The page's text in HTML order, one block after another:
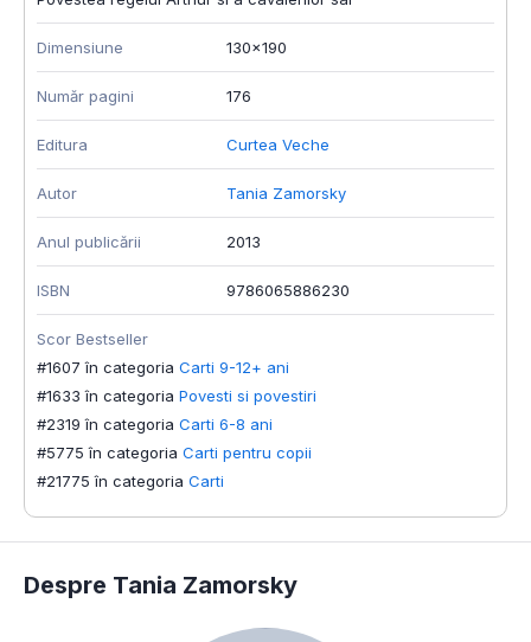
Dimensiune 130x190
Număr pagini 176
Editura Curtea Veche
Autor Tania Zamorsky
Anul publicării 2013
ISBN 9786065886230
Scor Bestseller
#1607 în categoria Carti 9-12+ ani
#1633 în categoria Povesti si povestiri
#2319 în categoria Carti 6-8 ani
#5775 în categoria Carti pentru copii
#21775 în categoria Carti
Despre Tania Zamorsky